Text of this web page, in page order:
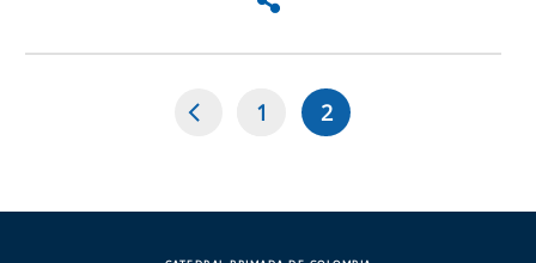
Paginación
Page
1
Página
2